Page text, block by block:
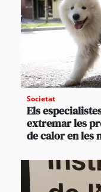
Societat
Els
extremar les
de calor en les